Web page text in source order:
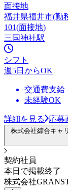
面接地
福井県福井市(勤
101(面接地)
三国神社駅
シフト
週5日からOK
交通費支給
未経験OK
詳細を見る 応募
株式会社綜合キャ
契約社員
本日で掲載終了
株式会社